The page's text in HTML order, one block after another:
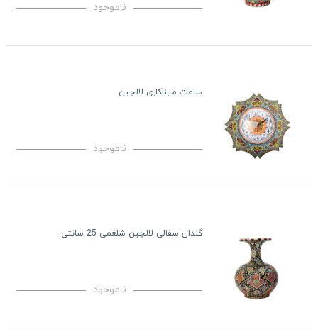
ناموجود
ساعت میناکاری لالجین
ناموجود
گلدان سفالی لالجین شلغمی 25 سانتی
ناموجود